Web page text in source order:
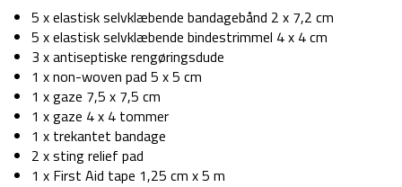
5 x elastisk selvklæbende bandagebånd 2 x 7,2 cm
5 x elastisk selvklæbende bindestrimmel 4 x 4 cm
3 x antiseptiske rengøringsdude
1 x non-woven pad 5 x 5 cm
1 x gaze 7,5 x 7,5 cm
1 x gaze 4 x 4 tommer
1 x trekantet bandage
2 x sting relief pad
1 x First Aid tape 1,25 cm x 5 m